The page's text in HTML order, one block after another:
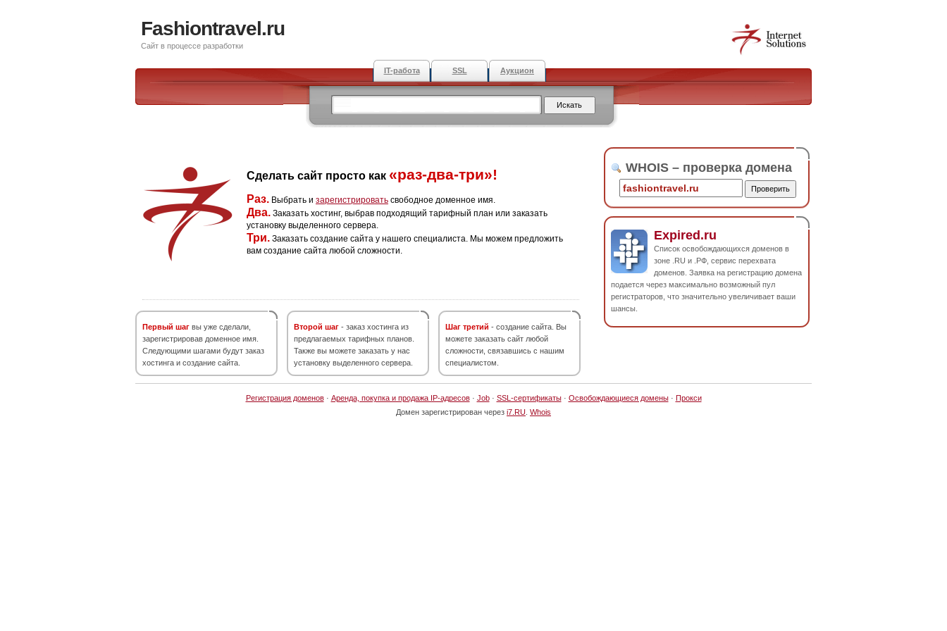
Fashiontravel.ru
Сайт в процессе разработки
IT-работа SSL Аукцион
Сделать сайт просто как «раз-два-три»!
Раз. Выбрать и зарегистрировать свободное доменное имя.
Два. Заказать хостинг, выбрав подходящий тарифный план или заказать
установку выделенного сервера.
Три. Заказать создание сайта у нашего специалиста. Мы можем предложить
вам создание сайта любой сложности.
Первый шаг вы уже сделали,
зарегистрировав доменное имя.
Следующими шагами будут заказ
хостинга и создание сайта.
Второй шаг - заказ хостинга из
предлагаемых тарифных планов.
Также вы можете заказать у нас
установку выделенного сервера.
Шаг третий - создание сайта. Вы
можете заказать сайт любой
сложности, связавшись с нашим
специалистом.
WHOIS – проверка домена
Expired.ru
Список освобождающихся доменов в
зоне .RU и .РФ, сервис перехвата
доменов. Заявка на регистрацию домена
подается через максимально возможный пул
регистраторов, что значительно увеличивает ваши
шансы.
Регистрация доменов· Аренда, покупка и продажа IP-адресов· Job· SSL-сертификаты· Освобождающиеся домены· Прокси
Домен зарегистрирован через i7.RU Whois